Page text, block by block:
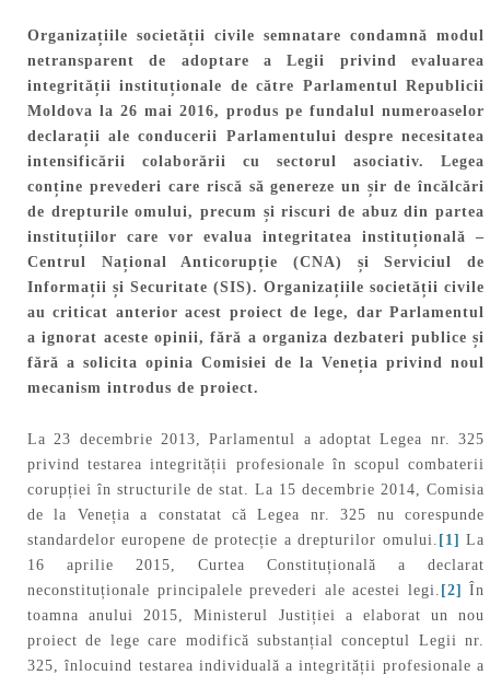
Organizațiile societății civile semnatare condamnă modul
netransparent de adoptare a Legii privind evaluarea
integrității instituționale de către Parlamentul Republicii
Moldova la 26 mai 2016, produs pe fundalul numeroaselor
declarații ale conducerii Parlamentului despre necesitatea
intensificării colaborării cu sectorul asociativ. Legea
conține prevederi care riscă să genereze un șir de încălcări
de drepturile omului, precum și riscuri de abuz din partea
instituțiilor care vor evalua integritatea instituțională –
Centrul Național Anticorupție (CNA) și Serviciul de
Informații și Securitate (SIS). Organizațiile societății civile
au criticat anterior acest proiect de lege, dar Parlamentul
a ignorat aceste opinii, fără a organiza dezbateri publice și
fără a solicita opinia Comisiei de la Veneția privind noul
mecanism introdus de proiect.
La 23 decembrie 2013, Parlamentul a adoptat Legea nr. 325
privind testarea integrității profesionale în scopul combaterii
corupției în structurile de stat. La 15 decembrie 2014, Comisia
de la Veneția a constatat că Legea nr. 325 nu corespunde
standardelor europene de protecție a drepturilor omului. [1] La
16 aprilie 2015, Curtea Constituțională a declarat
neconstituționale principalele prevederi ale acestei legi. [2] În
toamna anului 2015, Ministerul Justiției a elaborat un nou
proiect de lege care modifică substanțial conceptul Legii nr.
325, înlocuind testarea individuală a integrității profesionale a